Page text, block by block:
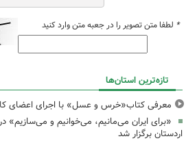
* لطفا متن تصویر را در جعبه متن وارد کنید
تازه‌ترین استان‌ها
معرفی کتاب«خرس و عسل» با اجرای اعضای
«برای ایران می‌مانیم، می‌خوانیم و می‌سازیم»
اردستان برگزار شد